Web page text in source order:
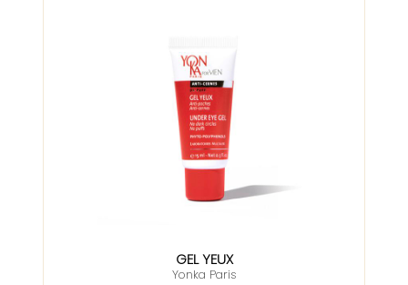
GEL YEUX
Yonka Paris